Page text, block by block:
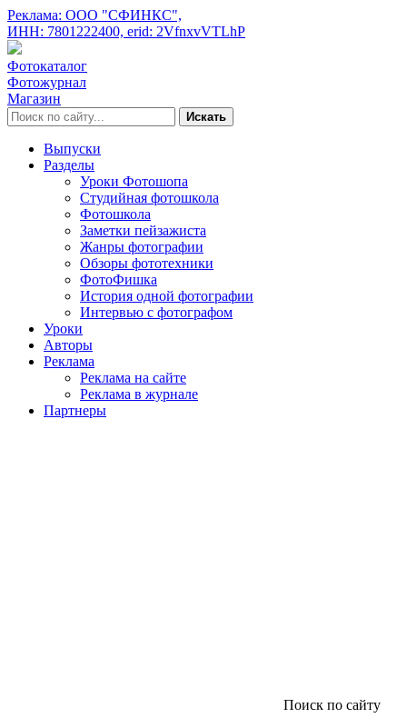
Реклама: ООО "СФИНКС",
ИНН: 7801222400, erid: 2VfnxvVTLhP
Фотокаталог
Фотожурнал
Магазин
Искать
Выпуски
Разделы
Уроки Фотошопа
Студийная фотошкола
Фотошкола
Заметки пейзажиста
Жанры фотографии
Обзоры фототехники
ФотоФишка
История одной фотографии
Интервью с фотографом
Уроки
Авторы
Реклама
Реклама на сайте
Реклама в журнале
Партнеры
Поиск по сайту